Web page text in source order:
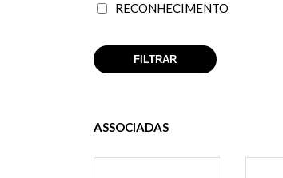
RECONHECIMENTO
ASSOCIADAS